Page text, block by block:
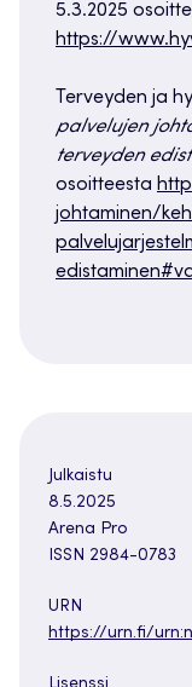
5.3.2025
https://
Terveyden ja
palvelujen
terveyden
osoitteesta
johtaminen/
Julkaistu
8.5.2025
Arena Pro
ISSN 2984-0783
URN
https://urn.fi/